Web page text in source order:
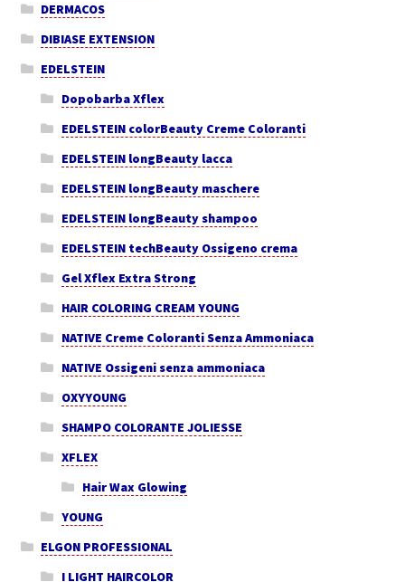
DERMACOS
DIBIASE EXTENSION
EDELSTEIN
Dopobarba Xflex
EDELSTEIN colorBeauty Creme Coloranti
EDELSTEIN longBeauty lacca
EDELSTEIN longBeauty maschere
EDELSTEIN longBeauty shampoo
EDELSTEIN techBeauty Ossigeno crema
Gel Xflex Extra Strong
HAIR COLORING CREAM YOUNG
NATIVE Creme Coloranti Senza Ammoniaca
NATIVE Ossigeni senza ammoniaca
OXYYOUNG
SHAMPO COLORANTE JOLIESSE
XFLEX
Hair Wax Glowing
YOUNG
ELGON PROFESSIONAL
I LIGHT HAIRCOLOR